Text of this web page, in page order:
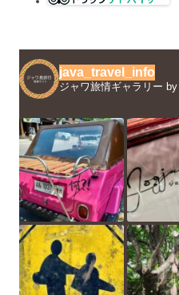
java_travel_info
ジャワ旅情ギャラリー